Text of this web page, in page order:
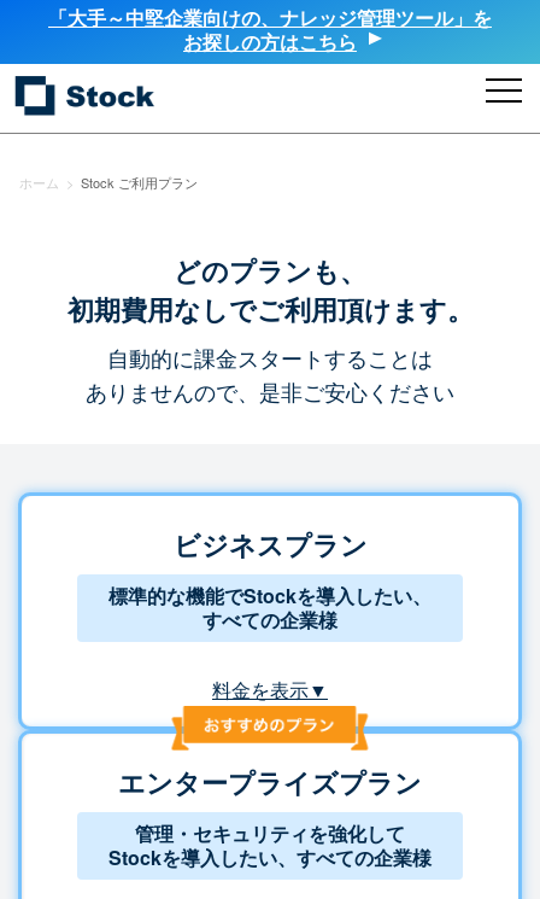
「大手～中堅企業向けの、ナレッジ管理ツール」を
お探しの方はこちら
ホーム > Stock ご利用プラン
どのプランも、
初期費用なしでご利用頂けます。
自動的に課金スタートすることは
ありませんので、是非ご安心ください
ビジネスプラン
標準的な機能でStockを導入したい、
すべての企業様
料金を表示▼
エンタープライズプラン
管理・セキュリティを強化して
Stockを導入したい、すべての企業様